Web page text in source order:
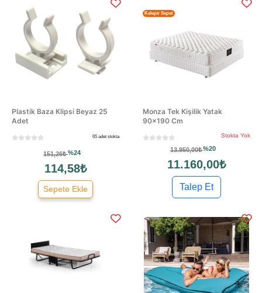
Plastik Baza Klipsi Beyaz 25
Adet
65 adet stokta
151,26₺%24
114,58₺
Sepete Ekle
Monza Tek Kişilik Yatak
90×190 Cm
Kelepir Sepet
Stokta Yok
13.950,00₺%20
11.160,00₺
Talep Et